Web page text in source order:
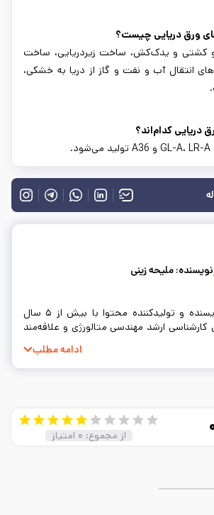
و کشتی و یدک‌کش، ساخت زیردریایی، ساخت
انتقال آب و نفت و گاز از دریا به خشکی،
نویسنده: ملیحه زینی
من ملیحه زینی، نویسنده و تولیدکننده محتوا با بیش از ۵ سال
کارشناسی ارشد مهندسی متالورژی و علاقه‌مند
ادامه مطلب
از مجموع: ۰ امتیاز